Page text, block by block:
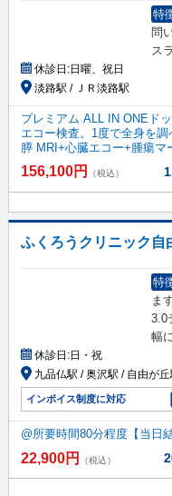
特
問
ス
休診日:日曜、祝日
淡路駅 / ＪＲ淡路駅
プレミアム ALL IN ONEド
エコー検査。1度で全身を
膵 MRI+心臓エコー+腫瘍マ
156,100円 （税込）
ふくろうクリニック自
特
ま
3.0
幅
休診日:日・祝
九品仏駅 / 奥沢駅 / 自由が丘
インボイス制度に対応
@所要時間80分程度【当
22,900円 （税込）